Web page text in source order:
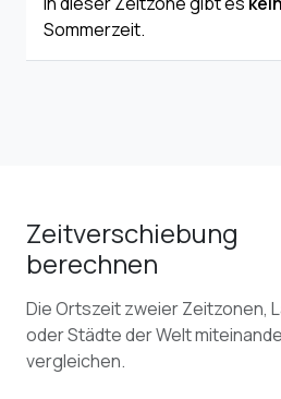
Sommerzeit.
Zeitverschiebung
berechnen
Die Ortszeit zweier Zeitzonen,
oder Städte der Welt
vergleichen.